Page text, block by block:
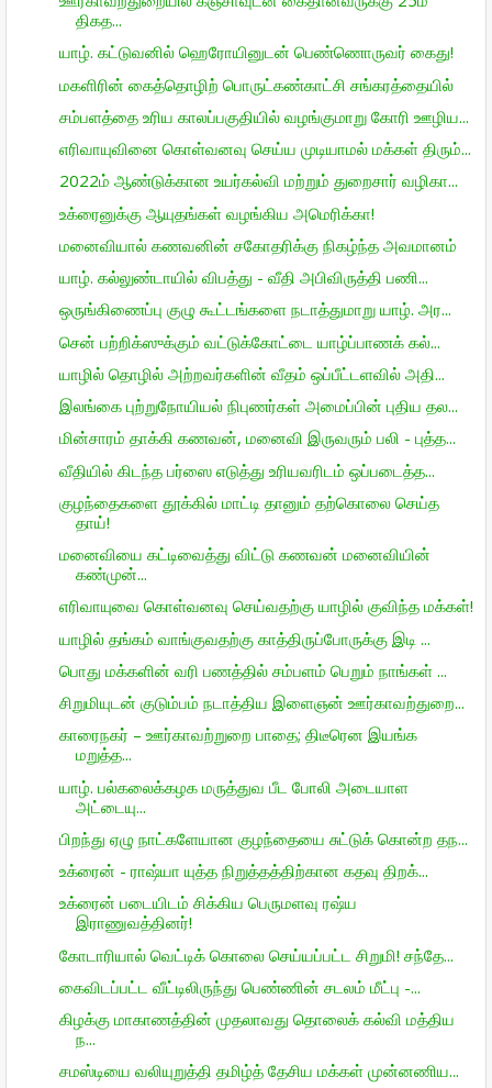
திகத...
யாழ். கட்டுவனில் ஹெரோயினுடன் பெண்ணொருவர் கைது!
மகளிரின் கைத்தொழிற் பொருட்கண்காட்சி சங்கரத்தையில்
சம்பளத்தை உரிய காலப்பகுதியில் வழங்குமாறு கோரி ஊழிய...
எரிவாயுவினை கொள்வனவு செய்ய முடியாமல் மக்கள் திரும்...
2022ம் ஆண்டுக்கான உயர்கல்வி மற்றும் துறைசார் வழிகா...
உக்ரைனுக்கு ஆயுதங்கள் வழங்கிய அமெரிக்கா!
மனைவியால் கணவனின் சகோதரிக்கு நிகழ்ந்த அவமானம்
யாழ். கல்லுண்டாயில் விபத்து - வீதி அபிவிருத்தி பணி...
ஒருங்கிணைப்பு குழு கூட்டங்களை நடாத்துமாறு யாழ். அர...
சென் பற்றிக்ஸுக்கும் வட்டுக்கோட்டை யாழ்ப்பாணக் கல்...
யாழில் தொழில் அற்றவர்களின் வீதம் ஒப்பீட்டளவில் அதி...
இலங்கை புற்றுநோயியல் நிபுணர்கள் அமைப்பின் புதிய தல...
மின்சாரம் தாக்கி கணவன், மனைவி இருவரும் பலி - புத்த...
வீதியில் கிடந்த பர்ஸை எடுத்து உரியவரிடம் ஒப்படைத்த...
குழந்தைகளை தூக்கில் மாட்டி தானும் தற்கொலை செய்த
தாய்!
மனைவியை கட்டிவைத்து விட்டு கணவன் மனைவியின்
கண்முன்...
எரிவாயுவை கொள்வனவு செய்வதற்கு யாழில் குவிந்த மக்கள்!
யாழில் தங்கம் வாங்குவதற்கு காத்திருப்போருக்கு இடி ...
பொது மக்களின் வரி பணத்தில் சம்பளம் பெறும் நாங்கள் ...
சிறுமியுடன் குடும்பம் நடாத்திய இளைஞன் ஊர்காவற்துறை...
காரைநகர் – ஊர்காவற்றுறை பாதை; திடீரென இயங்க
மறுத்த...
யாழ். பல்கலைக்கழக மருத்துவ பீட போலி அடையாள
அட்டையு...
பிறந்து ஏழு நாட்களேயான குழந்தையை சுட்டுக் கொன்ற தந...
உக்ரைன் - ராஷ்யா யுத்த நிறுத்தத்திற்கான கதவு திறக்...
உக்ரைன் படையிடம் சிக்கிய பெருமளவு ரஷ்ய
இராணுவத்தினர்!
கோடாரியால் வெட்டிக் கொலை செய்யப்பட்ட சிறுமி! சந்தே...
கைவிடப்பட்ட வீட்டிலிருந்து பெண்ணின் சடலம் மீட்பு -...
கிழக்கு மாகாணத்தின் முதலாவது தொலைக் கல்வி மத்திய
ந...
சமஸ்டியை வலியுறுத்தி தமிழ்த் தேசிய மக்கள் முன்னணிய...